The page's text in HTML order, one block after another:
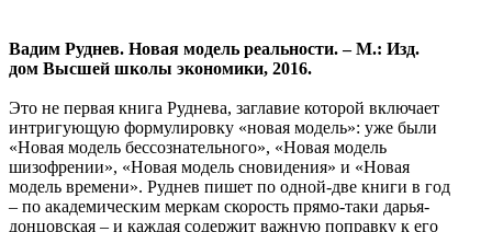
Вадим Руднев. Новая модель реальности. – М.: Изд.
дом Высшей школы экономики, 2016.
Это не первая книга Руднева, заглавие которой включает
интригующую формулировку «новая модель»: уже были
«Новая модель бессознательного», «Новая модель
шизофрении», «Новая модель сновидения» и «Новая
модель времени». Руднев пишет по одной-две книги в год
– по академическим меркам скорость прямо-таки дарья-
донцовская – и каждая содержит важную поправку к его